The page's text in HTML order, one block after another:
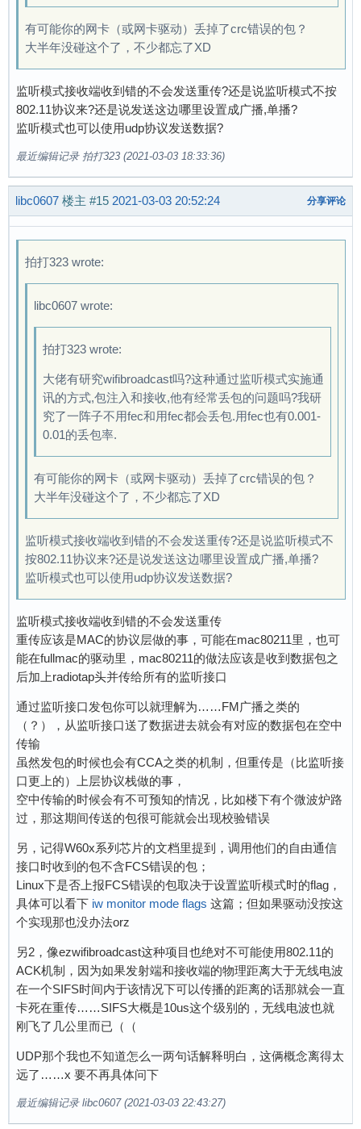
512 data packets sent (interface rate:
640 data packets sent (interface rate:
768 data packets sent (interface rate:
1152 data packets sent (interface rate:
1280 data packets sent (interface rate:
1408 data packets sent (interface rate:
1536 data packets sent (interface rate:
1792 data packets sent (interface rate:
1920 data packets sent (interface rate:
2048 data packets sent (interface rate:
2304 data packets sent (interface rate:
2432 data packets sent (interface rate:
2560 data packets sent (interface rate:
2944 data packets sent (interface rate:
3072 data packets sent (interface rate:
3200 data packets sent (interface rate:
3328 data packets sent (interface rate:
3456 data packets sent (interface rate:
3712 data packets sent (interface rate:
3840 data packets sent (interface rate:
3968 data packets sent (interface rate:
4224 data packets sent (interface rate:
4352 data packets sent (interface rate:
4480 data packets sent (interface rate:
4608 data packets sent (interface rate:
4736 data packets sent (interface rate:
4864 data packets sent (interface rate:
4992 data packets sent (interface rate:
5120 data packets sent (interface rate:
5376 data packets sent (interface rate:
5504 data packets sent (interface rate:
5632 data packets sent (interface rate:
5760 data packets sent (interface rate:
5888 data packets sent (interface rate:
6016 data packets sent (interface rate:
6144 data packets sent (interface rate:
6272 data packets sent (interface rate:
6400 data packets sent (interface rate:
6528 data packets sent (interface rate:
6656 data packets sent (interface rate:
6784 data packets sent (interface rate:
7040 data packets sent (interface rate:
7168 data packets sent (interface rate:
7296 data packets sent (interface rate:
7424 data packets sent (interface rate:
7552 data packets sent (interface rate:
7808 data packets sent (interface rate:
7936 data packets sent (interface rate:
8064 data packets sent (interface rate:
有可能你的网卡（或网卡驱动）丢掉了crc错误的包？
大半年没碰这个了，不少都忘了XD
监听模式接收端收到错的不会发送重传?还是说监听模式不按
802.11协议来?还是说发送这边哪里设置成广播,单播?
监听模式也可以使用udp协议发送数据?
最近编辑记录 拍打323 (2021-03-03 18:33:36)
libc0607 楼主 #15 2021-03-03 20:52:24 分享评论
拍打323 wrote:
libc0607 wrote:
拍打323 wrote:
大佬有研究wifibroadcast吗?这种通过监听模式实施通
讯的方式,包注入和接收,他有经常丢包的问题吗?我研
究了一阵子不用fec和用fec都会丢包.用fec也有0.001-
0.01的丢包率.
有可能你的网卡（或网卡驱动）丢掉了crc错误的包？
大半年没碰这个了，不少都忘了XD
监听模式接收端收到错的不会发送重传?还是说监听模式不
按802.11协议来?还是说发送这边哪里设置成广播,单播?
监听模式也可以使用udp协议发送数据?
监听模式接收端收到错的不会发送重传
重传应该是MAC的协议层做的事，可能在mac80211里，也可
能在fullmac的驱动里，mac80211的做法应该是收到数据包之
后加上radiotap头并传给所有的监听接口
通过监听接口发包你可以就理解为……FM广播之类的
（？），从监听接口送了数据进去就会有对应的数据包在空中
传输
虽然发包的时候也会有CCA之类的机制，但重传是（比监听接
口更上的）上层协议栈做的事，
空中传输的时候会有不可预知的情况，比如楼下有个微波炉路
过，那这期间传送的包很可能就会出现校验错误
另，记得W60x系列芯片的文档里提到，调用他们的自由通信
接口时收到的包不含FCS错误的包；
Linux下是否上报FCS错误的包取决于设置监听模式时的flag，
具体可以看下 iw monitor mode flags 这篇；但如果驱动没按这
个实现那也没办法orz
另2，像ezwifibroadcast这种项目也绝对不可能使用802.11的
ACK机制，因为如果发射端和接收端的物理距离大于无线电波
在一个SIFS时间内于该情况下可以传播的距离的话那就会一直
卡死在重传……SIFS大概是10us这个级别的，无线电波也就
刚飞了几公里而已（（
UDP那个我也不知道怎么一两句话解释明白，这俩概念离得太
远了……x 要不再具体问下
最近编辑记录 libc0607 (2021-03-03 22:43:27)